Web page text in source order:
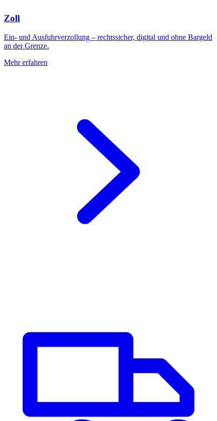
Zoll
Ein- und Ausfuhrverzollung – rechtssicher, digital und ohne Bargeld
an der Grenze.
Mehr erfahren